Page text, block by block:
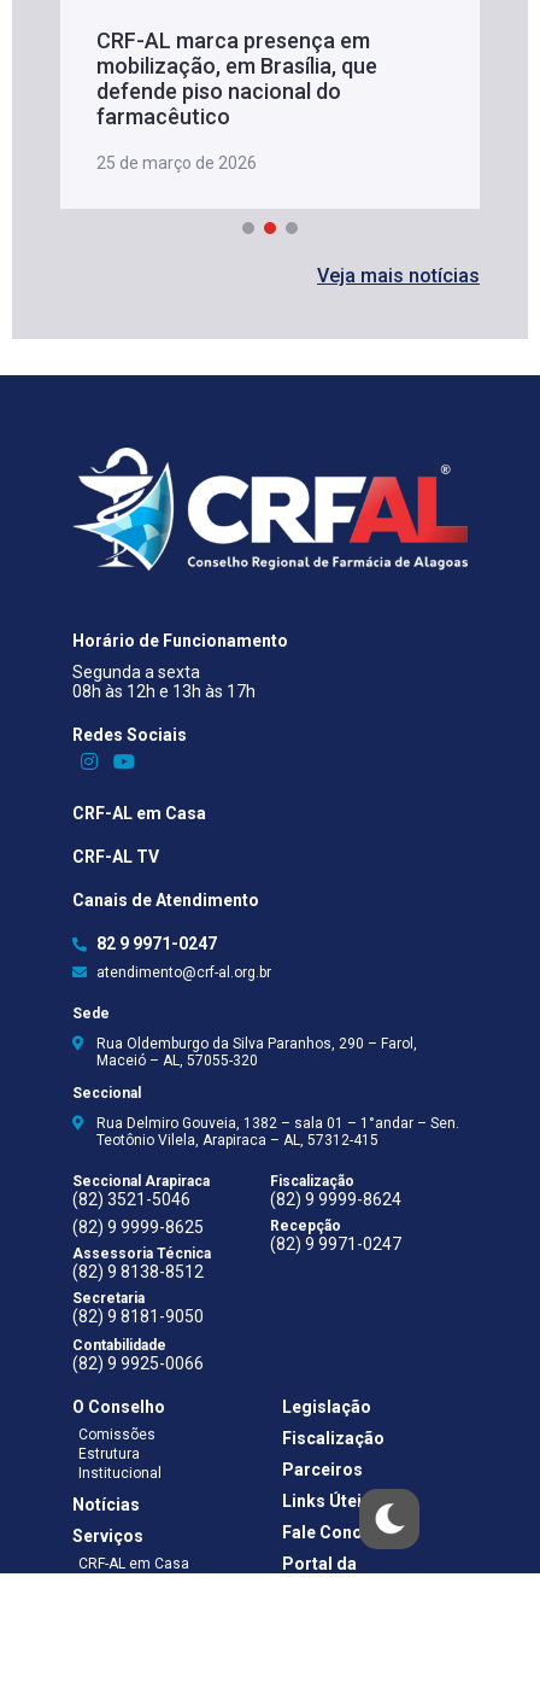
CRF-AL marca presença em
mobilização, em Brasília, que
defende piso nacional do
farmacêutico
25 de março de 2026
Veja mais notícias
Horário de Funcionamento
Segunda a sexta
08h às 12h e 13h às 17h
Redes Sociais​
CRF-AL em Casa
CRF-AL TV
Canais de Atendimento
82 9 9971-0247
atendimento@crf-al.org.br
Sede
Rua Oldemburgo da Silva Paranhos, 290 – Farol,
Maceió – AL, 57055-320
Seccional
Rua Delmiro Gouveia, 1382 – sala 01 – 1°andar – Sen.
Teotônio Vilela, Arapiraca – AL, 57312-415
Seccional Arapiraca
(82) 3521-5046
(82) 9 9999-8625
Assessoria Técnica
(82) 9 8138-8512
Secretaria
(82) 9 8181-9050
Contabilidade
(82) 9 9925-0066
Fiscalização
(82) 9 9999-8624
Recepção
(82) 9 9971-0247
O Conselho
Comissões
Estrutura
Institucional
Notícias
Serviços
CRF-AL em Casa
Legislação
Fiscalização
Parceiros
Links Úteis
Fale Conosco
Portal da